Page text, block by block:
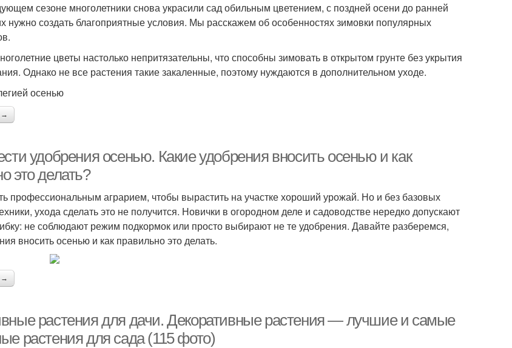
сезоне многолетники снова украсили сад обильным цветением, с поздней осени до ранней
нужно создать благоприятные условия. Мы расскажем об особенностях зимовки популярных
цветы настолько непритязательны, что способны зимовать в открытом грунте без укрытия
Однако не все растения такие закаленные, поэтому нуждаются в дополнительном уходе.
осенью
→
удобрения осенью. Какие удобрения вносить осенью и как
это делать?
профессиональным аграрием, чтобы вырастить на участке хороший урожай. Но и без базовых
ухода сделать это не получится. Новички в огородном деле и садоводстве нередко допускают
не соблюдают режим подкормок или просто выбирают не те удобрения. Давайте разберемся,
вносить осенью и как правильно это делать.
→
растения для дачи. Декоративные растения — лучшие и самые
растения для сада (115 фото)